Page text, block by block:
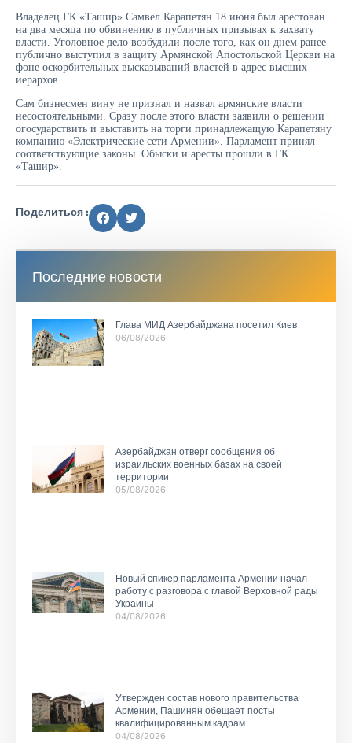
Владелец ГК «Ташир» Самвел Карапетян 18 июня был арестован
на два месяца по обвинению в публичных призывах к захвату
власти. Уголовное дело возбудили после того, как он днем ранее
публично выступил в защиту Армянской Апостольской Церкви на
фоне оскорбительных высказываний властей в адрес высших
иерархов.
Сам бизнесмен вину не признал и назвал армянские власти
несостоятельными. Сразу после этого власти заявили о решении
огосударствить и выставить на торги принадлежащую Карапетяну
компанию «Электрические сети Армении». Парламент принял
соответствующие законы. Обыски и аресты прошли в ГК
«Ташир».
Поделиться :
Последние новости
Глава МИД Азербайджана посетил Киев
06/08/2026
Азербайджан отверг сообщения об
израильских военных базах на своей
территории
05/08/2026
Новый спикер парламента Армении начал
работу с разговора с главой Верховной рады
Украины
04/08/2026
Утвержден состав нового правительства
Армении, Пашинян обещает посты
квалифицированным кадрам
04/08/2026